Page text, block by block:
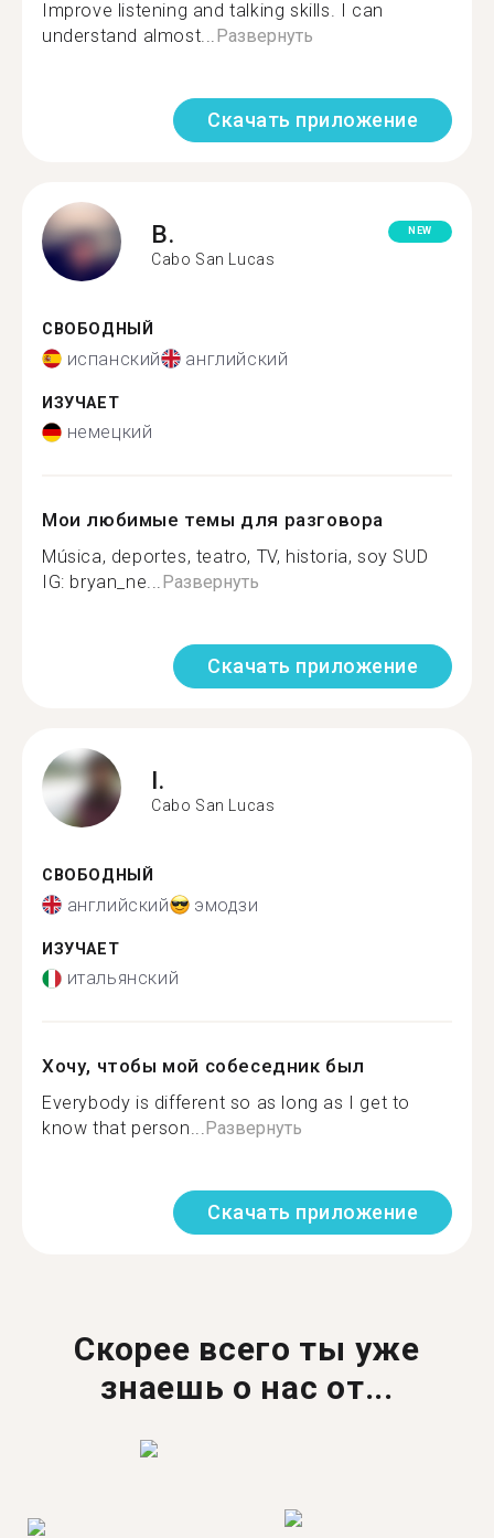
Improve listening and talking skills. I can
understand almost...Развернуть
Скачать приложение
B.
Cabo San Lucas
NEW
СВОБОДНЫЙ
испанский английский
ИЗУЧАЕТ
немецкий
Мои любимые темы для разговора
Música, deportes, teatro, TV, historia, soy SUD
IG: bryan_ne...Развернуть
Скачать приложение
I.
Cabo San Lucas
СВОБОДНЫЙ
английский эмодзи
ИЗУЧАЕТ
итальянский
Хочу, чтобы мой собеседник был
Everybody is different so as long as I get to
know that person...Развернуть
Скачать приложение
Скорее всего ты уже
знаешь о нас от...